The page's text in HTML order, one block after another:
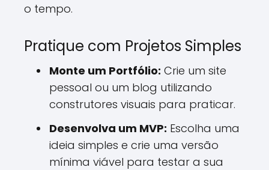
o tempo.
Pratique com Projetos Simples
Monte um Portfólio: Crie um site
pessoal ou um blog utilizando
construtores visuais para praticar.
Desenvolva um MVP: Escolha uma
ideia simples e crie uma versão
mínima viável para testar a sua